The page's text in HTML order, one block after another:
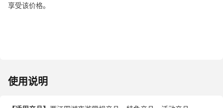
享受该价格。
使用说明